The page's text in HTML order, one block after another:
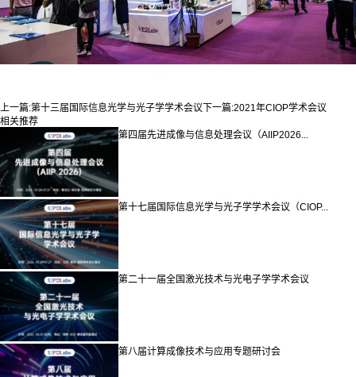
上一篇:第十三届国际信息光学与光子学学术会议 下一篇:2021年CIOP学术会议
相关推荐
第四届先进成像与信息处理会议（AIIP2026...
第十七届国际信息光学与光子学学术会议（CIOP...
第二十一届全国激光技术与光电子学学术会议
第八届计算成像技术与应用专题研讨会